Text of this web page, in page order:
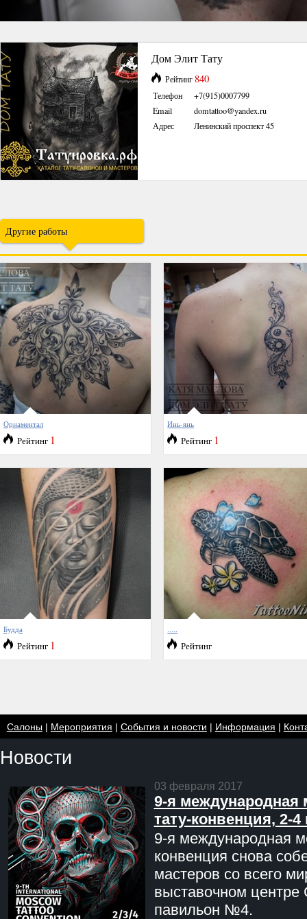
Дом Элит Тату
Рейтинг840
Телефон
+7(915)0007799
Email
domtattoo@yandex.ru
Адрес
Ленинский проспект 45
Другие работы
Орнаментал
Рейтинг 1
Инь-янь
Рейтинг 1
Будда
Рейтинг 1 Рейтинг
Салоны| Мероприятия | События и новости | Информация |
Новости
03 февраля 2017
9-я международная
тату-конвенция, 2-
9-я международная
конвенция снова
мастеров со всего
выставочном центре
павильон №4.